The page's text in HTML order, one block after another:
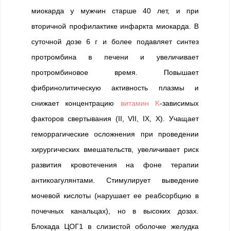
миокарда у мужчин старше 40 лет, и при
вторичной профилактике инфаркта миокарда. В
суточной дозе 6 г и более подавляет синтез
протромбина в печени и увеличивает
протромбиновое время. Повышает
фибринолитическую активность плазмы и
снижает концентрацию витамин K-зависимых
факторов свертывания (II, VII, IX, X). Учащает
геморрагические осложнения при проведении
хирургических вмешательств, увеличивает риск
развития кровотечения на фоне терапии
антикоагулянтами. Стимулирует выведение
мочевой кислоты (нарушает ее реабсорбцию в
почечных канальцах), но в высоких дозах.
Блокада ЦОГ1 в слизистой оболочке желудка